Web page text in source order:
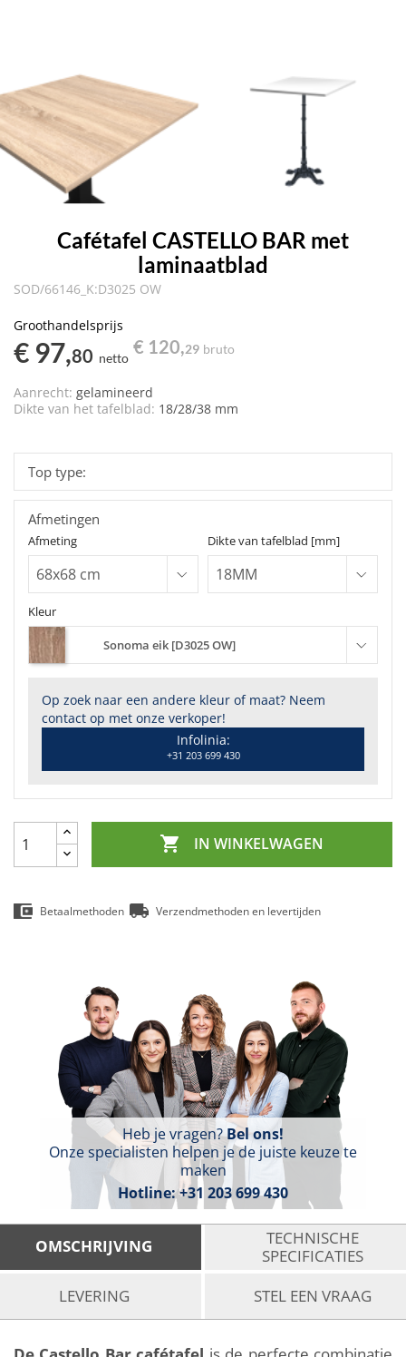
Cafétafel CASTELLO BAR met
laminaatblad
SOD/66146_K:D3025 OW
Groothandelsprijs
€ 97,80 netto
€ 120,29 bruto
Aanrecht: gelamineerd
Dikte van het tafelblad: 18/28/38 mm
Kleur
Sonoma eik [D3025 OW]
Op zoek naar een andere kleur of maat? Neem
contact op met onze verkoper!
Infolinia:
+31 203 699 430
Afmeting Dikte van tafelblad [mm]
Afmetingen
Top type:
 IN WINKELWAGEN
Betaalmethoden Verzendmethoden en levertijden
Heb je vragen?Bel ons!
Onze specialisten helpen je de juiste keuze te
maken
Hotline:+31 203 699 430
OMSCHRIJVING
TECHNISCHE
SPECIFICATIES
LEVERING
STEL EEN VRAAG